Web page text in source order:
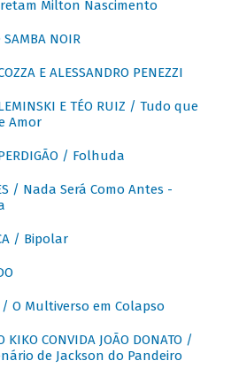
Milton Nascimento
SAMBA NOIR
E ALESSANDRO PENEZZI
E TÉO RUIZ / Tudo que
Amor
/ Folhuda
/ Nada Será Como Antes -
/ Bipolar
/ O Multiverso em Colapso
KIKO CONVIDA JOÃO DONATO /
de Jackson do Pandeiro